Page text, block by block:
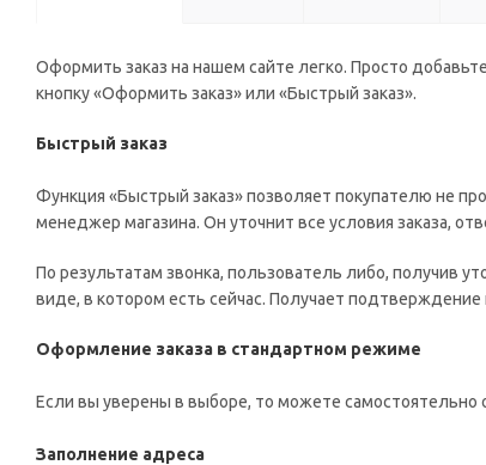
Оформить заказ на нашем сайте легко. Просто
кнопку «Оформить заказ» или «Быстрый заказ».
Быстрый заказ
Функция «Быстрый заказ» позволяет покупателю не
менеджер магазина. Он уточнит все условия заказа,
По результатам звонка, пользователь либо, получив
виде, в котором есть сейчас. Получает
Оформление заказа в стандартном режиме
Если вы уверены в выборе, то можете самостоятельно
Заполнение адреса